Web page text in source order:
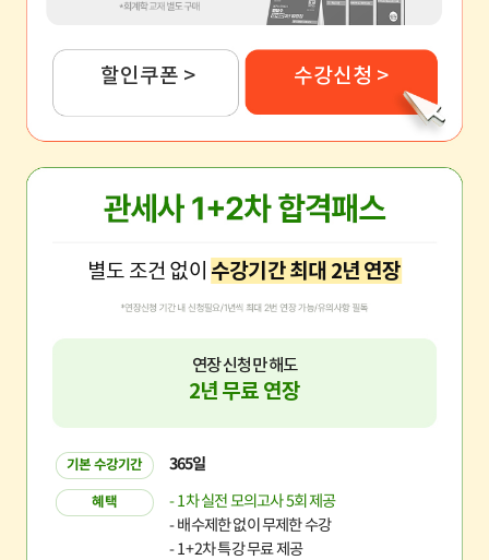
별도 조건 없이 수강기간 최대 2년 연장
연장 신청만 해도
2년 무료 연장
기본 수강기간 365일
혜택
- 1차 실전 모의고사 5회 제공
- 배수제한 없이 무제한 수강
- 1+2차 특강 무료 제공
할인쿠폰 > 수강신청 >